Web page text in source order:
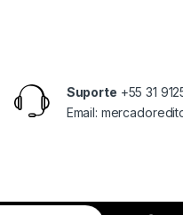
Suporte +55 31
Email: